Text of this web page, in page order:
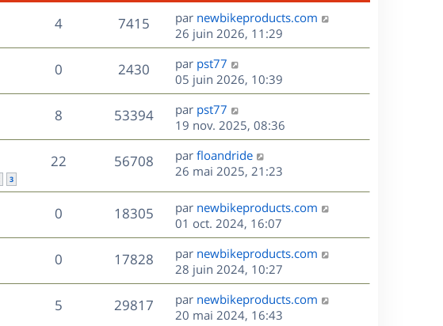
n
s
r
m
e
s
s
a
g
e
4R
é
o
n
s
e
s
7415V
u
s
D
e
r
n
i
e
r
m
e
s
s
a
g
e
par newbikeproducts.com
26 juin 2026, 11:29
0R
é
p
o
s
e
s
2430V
u
e
s
D
e
r
n
i
e
r
m
e
s
s
a
g
e
par pst77
05 juin 2026, 10:39
8R
é
p
s
e
s
53394V
u
e
D
e
r
n
i
r
m
e
s
s
a
g
e
par pst77
19 nov. 2025, 08:36
3
22R
é
56708V
u
e
D
e
i
e
r
m
e
s
s
par floandride
26 mai 2025, 21:23
0R
é
18305V
u
e
s
D
e
r
n
i
e
r
m
par newbikeproducts.com
01 oct. 2024, 16:07
0R
é
17828V
u
D
e
r
n
i
par newbikeproducts.com
28 juin 2024, 10:27
5R
29817V
D
e
par newbikeproducts.com
20 mai 2024, 16:43